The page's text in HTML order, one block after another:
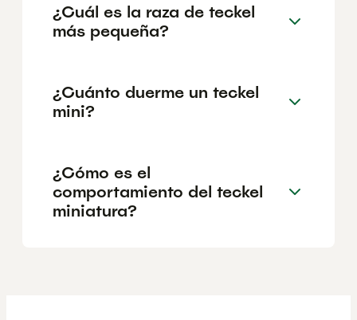
¿Cuál es la raza de teckel
más pequeña?
¿Cuánto duerme un teckel
mini?
¿Cómo es el
comportamiento del teckel
miniatura?